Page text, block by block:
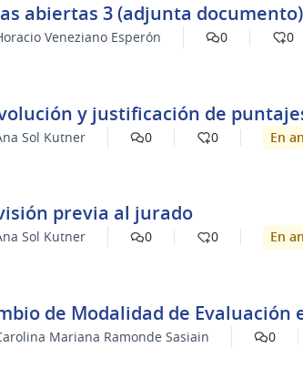
abiertas 3 (adjunta documento)
Veneziano Esperón 0 0
y justificación de
Sol Kutner 0 0 En
previa al jurado
Sol Kutner 0 0 En
de Modalidad de Evaluación
Mariana Ramonde Sasiain 0